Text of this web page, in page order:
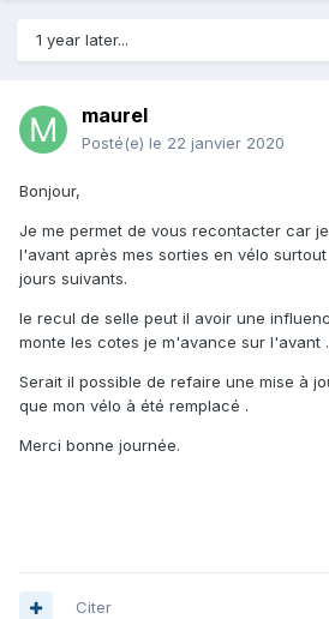
1 year later...
maurel
Posté(e) le 22 janvier 2020
Bonjour,
Je me permet de vous recontacter car
l'avant après mes sorties en vélo
jours suivants.
le recul de selle peut il avoir une
monte les cotes je m'avance sur l'avant .
Serait il possible de refaire une mise à
que mon vélo à été remplacé .
Merci bonne journée.
Citer